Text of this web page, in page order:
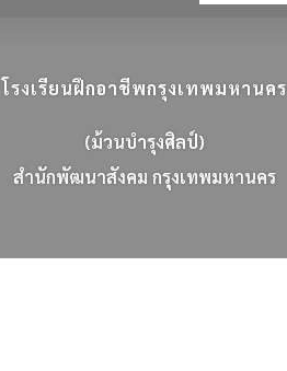
โรงเรียนฝึกอาชีพกรุงเทพมหานคร
(ม้วนบำรุงศิลป์)
สนกพฒนาสงคม กรงเทพมหานคร